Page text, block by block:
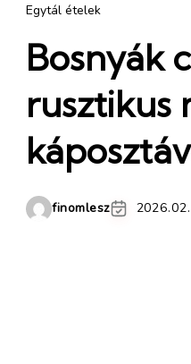
Egytál ételek
Bosnyák
rusztikus
finomlesz